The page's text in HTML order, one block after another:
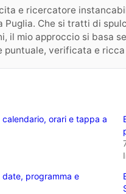
e ricercatore
Puglia. Che si tratti di
il mio approccio si basa
puntuale, verificata e
orari e tappa a
date, programma e